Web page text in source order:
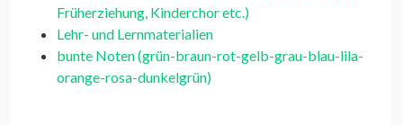
Früherziehung, Kinderchor etc.)
Lehr- und Lernmaterialien
bunte Noten (grün-braun-rot-gelb-grau-blau-lila-
orange-rosa-dunkelgrün)